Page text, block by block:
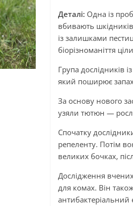
Деталі: Одна із
вбивають
із залишками
біорізноманіття
Група дослідників
який поширює
За основу нового
узяли тютюн —
Спочатку
репеленту. Потім
великих бочках,
Дослідження
для комах. Він